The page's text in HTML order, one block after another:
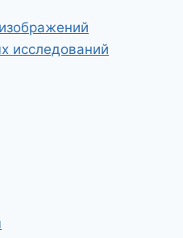
исследований